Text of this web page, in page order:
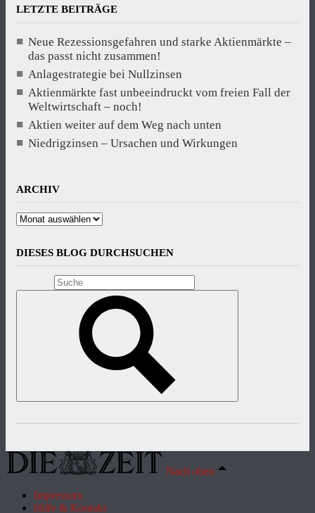
LETZTE BEITRÄGE
Neue Rezessionsgefahren und starke Aktienmärkte –
das passt nicht zusammen!
Anlagestrategie bei Nullzinsen
Aktienmärkte fast unbeeindruckt vom freien Fall der
Weltwirtschaft – noch!
Aktien weiter auf dem Weg nach unten
Niedrigzinsen – Ursachen und Wirkungen
ARCHIV
Archiv
DIESES BLOG DURCHSUCHEN
Nach oben
Impressum
Hilfe & Kontakt